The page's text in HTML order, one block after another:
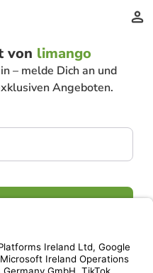
von limango
– melde Dich an und
Angeboten.